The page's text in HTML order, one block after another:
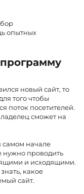
опытных
новый сайт, то
того чтобы
поток посетителей.
сможет на
самом начале
нужно проводить
и исходящими.
какое
сайт.